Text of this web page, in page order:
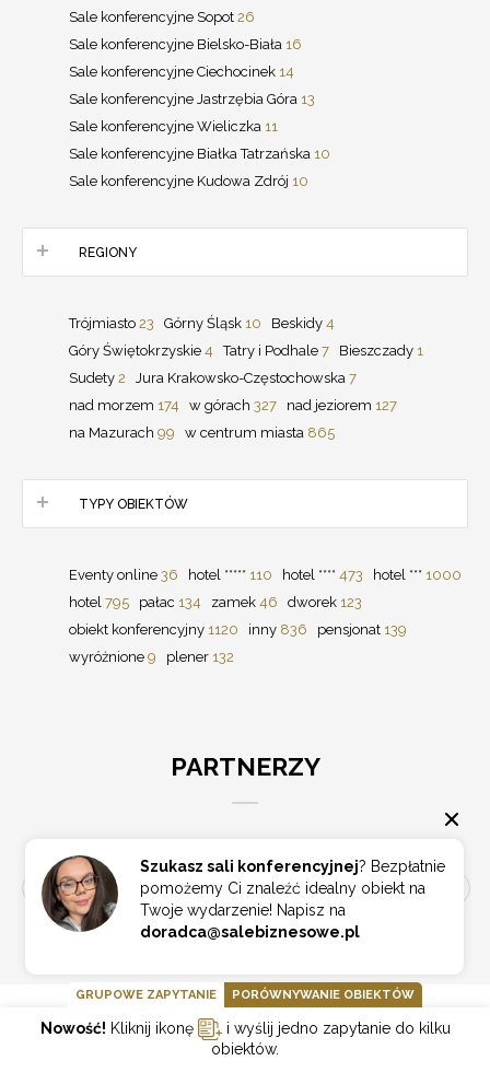
Sale konferencyjne Sopot 26
Sale konferencyjne Bielsko-Biała 16
Sale konferencyjne Ciechocinek 14
Sale konferencyjne Jastrzębia Góra 13
Sale konferencyjne Wieliczka 11
Sale konferencyjne Białka Tatrzańska 10
Sale konferencyjne Kudowa Zdrój 10
REGIONY
Trójmiasto 23 Górny Śląsk 10 Beskidy 4
Góry Świętokrzyskie 4 Tatry i Podhale 7 Bieszczady 1
Sudety 2 Jura Krakowsko-Częstochowska 7
nad morzem 174 w górach 327 nad jeziorem 127
na Mazurach 99 w centrum miasta 865
TYPY OBIEKTÓW
Eventy online 36 hotel ***** 110 hotel **** 473 hotel *** 1000
hotel 795 pałac 134 zamek 46 dworek 123
obiekt konferencyjny 1120 inny 836 pensjonat 139
wyróżnione 9 plener 132
PARTNERZY
Szukasz sali konferencyjnej? Bezpłatnie
pomożemy Ci znaleźć idealny obiekt na
Twoje wydarzenie! Napisz na
doradca@salebiznesowe.pl
GRUPOWE ZAPYTANIE PORÓWNYWANIE OBIEKTÓW
Nowość! Kliknij ikonę
i wyślij jedno zapytanie do kilku
obiektów.